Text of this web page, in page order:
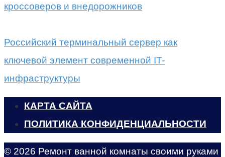
кроссоверов и внедорожников
Российский терминальный сервер как
ключевой элемент современной IT-
инфраструктуры
КАРТА САЙТА
ПОЛИТИКА КОНФИДЕНЦИАЛЬНОСТИ
© 2026 Ремонт ванной комнаты своими руками